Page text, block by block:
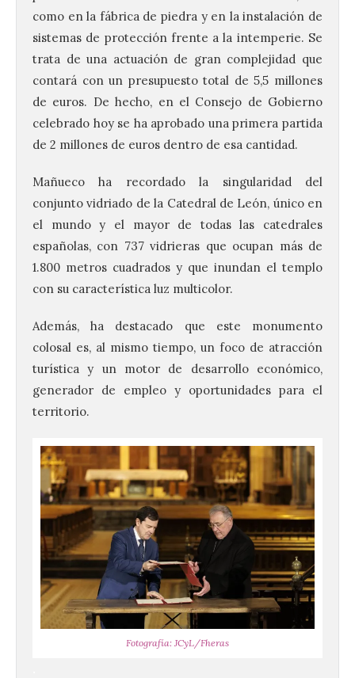
como en la fábrica de piedra y en la instalación de
sistemas de protección frente a la intemperie. Se
trata de una actuación de gran complejidad que
contará con un presupuesto total de 5,5 millones
de euros. De hecho, en el Consejo de Gobierno
celebrado hoy se ha aprobado una primera partida
de 2 millones de euros dentro de esa cantidad.
Mañueco ha recordado la singularidad del
conjunto vidriado de la Catedral de León, único en
el mundo y el mayor de todas las catedrales
españolas, con 737 vidrieras que ocupan más de
1.800 metros cuadrados y que inundan el templo
con su característica luz multicolor.
Además, ha destacado que este monumento
colosal es, al mismo tiempo, un foco de atracción
turística y un motor de desarrollo económico,
generador de empleo y oportunidades para el
territorio.
Fotografía: JCyL/Fheras